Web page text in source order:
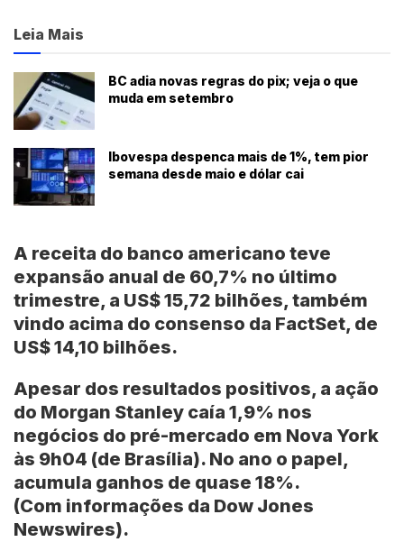
Leia Mais
BC adia novas regras do pix; veja o que
muda em setembro
Ibovespa despenca mais de 1%, tem pior
semana desde maio e dólar cai
A receita do banco americano teve
expansão anual de 60,7% no último
trimestre, a US$ 15,72 bilhões, também
vindo acima do consenso da FactSet, de
US$ 14,10 bilhões.
Apesar dos resultados positivos, a ação
do Morgan Stanley caía 1,9% nos
negócios do pré-mercado em Nova York
às 9h04 (de Brasília). No ano o papel,
acumula ganhos de quase 18%.
(Com informações da Dow Jones
Newswires).